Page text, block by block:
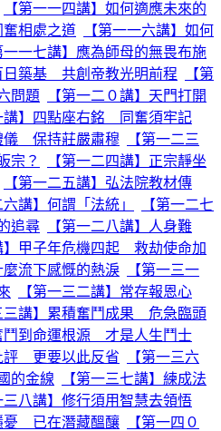
【第一一四講】如何適應未來的
奮相處之道
【第一一六講】如何
一一七講】應為師母的無畏布施
日築基 共創帝教光明前程
【第
問題
【第一二０講】天門打開
講】四點座右銘 同奮須牢記
儀 保持莊嚴肅穆
【第一二三
宗？
【第一二四講】正宗靜坐
【第一二五講】弘法院教材傳
六講】何謂「法統」
【第一二七
追尋
【第一二八講】人身難
】甲子年危機四起 救劫使命加
麼流下感慨的熱淚
【第一三一
【第一三二講】常存報恩心
三講】累積奮鬥成果 危急臨頭
鬥到命運根源 才是人生鬥士
評 更要以此反省
【第一三六
的金線
【第一三七講】練成法
三八講】修行須用智慧去領悟
憂 已在潛藏醞釀
【第一四０